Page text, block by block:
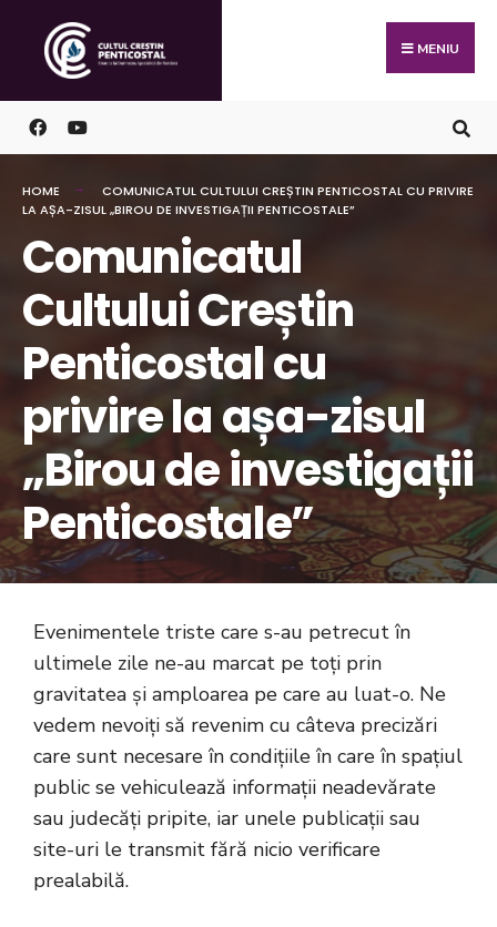
MENIU
HOME
COMUNICATUL CULTULUI CREȘTIN PENTICOSTAL CU PRIVIRE
LA AȘA-ZISUL „BIROU DE INVESTIGAȚII PENTICOSTALE”
Comunicatul
Cultului Creștin
Penticostal cu
privire la așa-zisul
„Birou de investigații
Penticostale”
Evenimentele triste care s-au petrecut în
ultimele zile ne-au marcat pe toți prin
gravitatea și amploarea pe care au luat-o. Ne
vedem nevoiți să revenim cu câteva precizări
care sunt necesare în condițiile în care în spațiul
public se vehiculează informații neadevărate
sau judecăți pripite, iar unele publicații sau
site-uri le transmit fără nicio verificare
prealabilă.